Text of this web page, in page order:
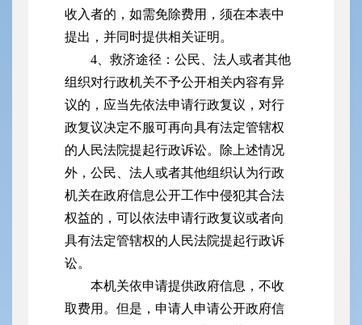
收入者的，如需免除费用，须在本表中
提出，并同时提供相关证明。
4、救济途径：公民、法人或者其他
组织对行政机关不予公开相关内容有异
议的，应当先依法申请行政复议，对行
政复议决定不服可再向具有法定管辖权
的人民法院提起行政诉讼。除上述情况
外，公民、法人或者其他组织认为行政
机关在政府信息公开工作中侵犯其合法
权益的，可以依法申请行政复议或者向
具有法定管辖权的人民法院提起行政诉
讼。
本机关依申请提供政府信息，不收
取费用。但是，申请人申请公开政府信